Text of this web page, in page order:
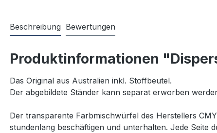
Beschreibung Bewertungen
Produktinformationen
Das Original aus Australien inkl. Stoffbeutel.
Der abgebildete Ständer kann separat erworben
Der transparente Farbmischwürfel des Herstellers
stundenlang beschäftigen und unterhalten. Jede Seite